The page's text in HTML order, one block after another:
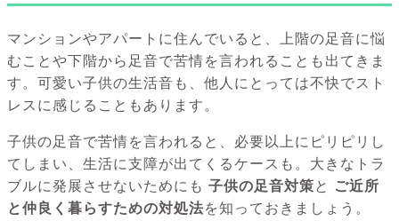
マンションやアパートに住んでいると、上階の足音に悩
むことや下階から足音で苦情を言われることも出てきま
す。可愛い子供の生活音も、他人にとっては不快でスト
レスに感じることもあります。
子供の足音で苦情を言われると、必要以上にピリピリし
てしまい、生活に支障が出てくるケースも。大きなトラ
ブルに発展させないためにも 子供の足音対策と
ご近所
と仲良く暮らすための対処法を知っておきましょう。